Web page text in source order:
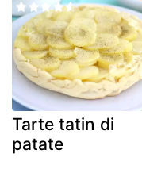
Tarte tatin di
patate